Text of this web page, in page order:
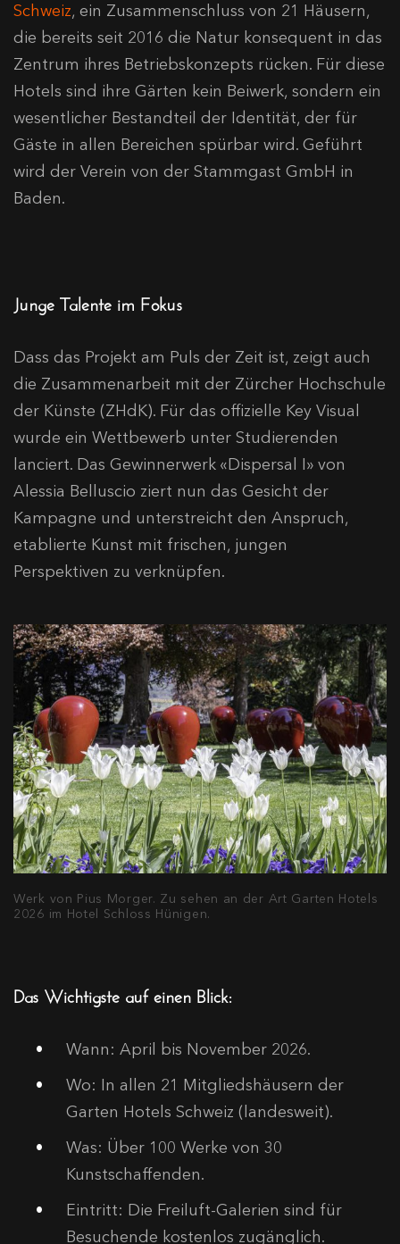
Schweiz, ein Zusammenschluss von 21 Häusern,
die bereits seit 2016 die Natur konsequent in das
Zentrum ihres Betriebskonzepts rücken. Für diese
Hotels sind ihre Gärten kein Beiwerk, sondern ein
wesentlicher Bestandteil der Identität, der für
Gäste in allen Bereichen spürbar wird. Geführt
wird der Verein von der Stammgast GmbH in
Baden.
Junge Talente im Fokus
Dass das Projekt am Puls der Zeit ist, zeigt auch
die Zusammenarbeit mit der Zürcher Hochschule
der Künste (ZHdK). Für das offizielle Key Visual
wurde ein Wettbewerb unter Studierenden
lanciert. Das Gewinnerwerk «Dispersal I» von
Alessia Belluscio ziert nun das Gesicht der
Kampagne und unterstreicht den Anspruch,
etablierte Kunst mit frischen, jungen
Perspektiven zu verknüpfen.
Werk von Pius Morger. Zu sehen an der Art Garten Hotels
2026 im Hotel Schloss Hünigen.
Das Wichtigste auf einen Blick:
Wann: April bis November 2026.
Wo: In allen 21 Mitgliedshäusern der
Garten Hotels Schweiz (landesweit).
Was: Über 100 Werke von 30
Kunstschaffenden.
Eintritt: Die Freiluft-Galerien sind für
Besuchende kostenlos zugänglich.